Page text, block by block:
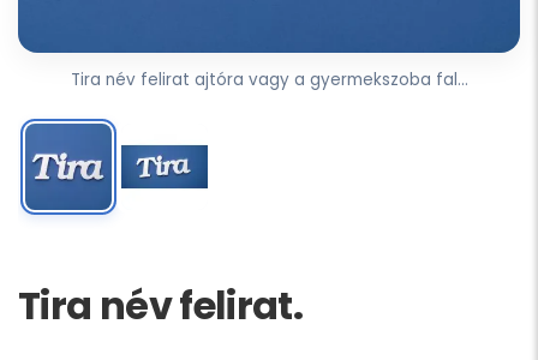
Tira név felirat ajtóra vagy a gyermekszoba fal...
Tira név felirat.